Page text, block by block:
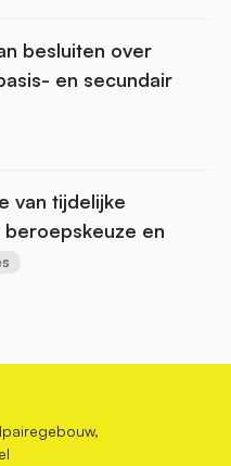
besluiten over
en secundair
van tijdelijke
en